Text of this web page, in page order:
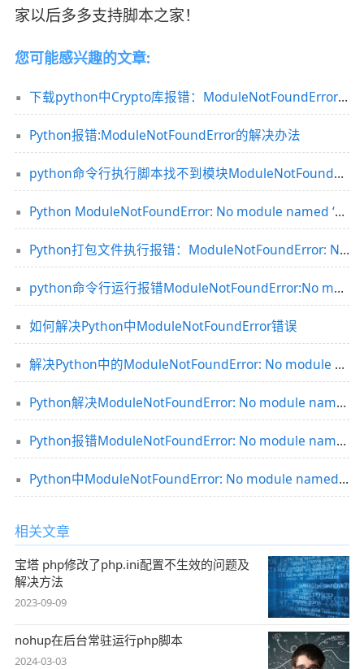
家以后多多支持脚本之家！
您可能感兴趣的文章:
下载python中Crypto库报错：ModuleNotFoundError: No module named ‘Crypto’的解决
Python报错:ModuleNotFoundError的解决办法
python命令行执行脚本找不到模块ModuleNotFoundError问题
Python ModuleNotFoundError: No module named ‘xxx‘可能的解决方案大全
Python打包文件执行报错：ModuleNotFoundError: No module named ‘pymssql‘的解决方法
python命令行运行报错ModuleNotFoundError:No module named‘XXX‘找不到自定义模块
如何解决Python中ModuleNotFoundError错误
解决Python中的ModuleNotFoundError: No module named 'paddle'错误
Python解决ModuleNotFoundError: No module named 'PIL'的问题
Python报错ModuleNotFoundError: No module named ‘tensorboard‘的解决方法
Python中ModuleNotFoundError: No module named ‘timm’的错误解决
相关文章
宝塔 php修改了php.ini配置不生效的问题及
解决方法
2023-09-09
nohup在后台常驻运行php脚本
2024-03-03